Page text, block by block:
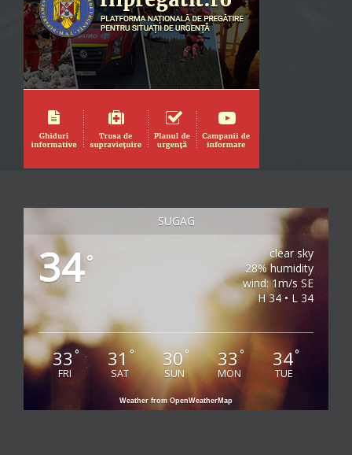
SUGAG
34°
clear sky
28% humidity
wind: 1m/s SE
H 34 • L 34
33 °
FRI
31°
SAT
30°
SUN
33°
MON
34°
TUE
Weather from OpenWeatherMap